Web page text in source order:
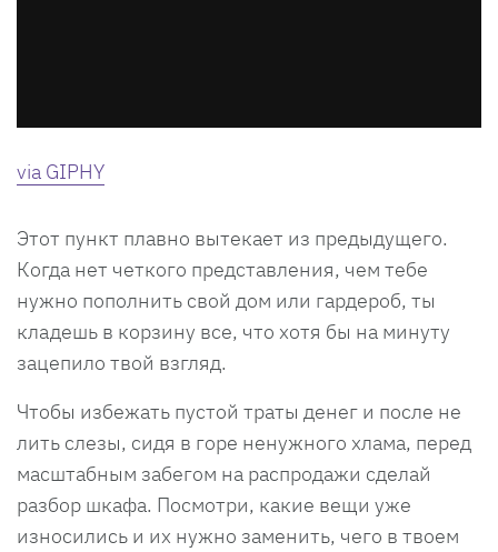
via GIPHY
Этот пункт плавно вытекает из предыдущего.
Когда нет четкого представления, чем тебе
нужно пополнить свой дом или гардероб, ты
кладешь в корзину все, что хотя бы на минуту
зацепило твой взгляд.
Чтобы избежать пустой траты денег и после не
лить слезы, сидя в горе ненужного хлама, перед
масштабным забегом на распродажи сделай
разбор шкафа. Посмотри, какие вещи уже
износились и их нужно заменить, чего в твоем